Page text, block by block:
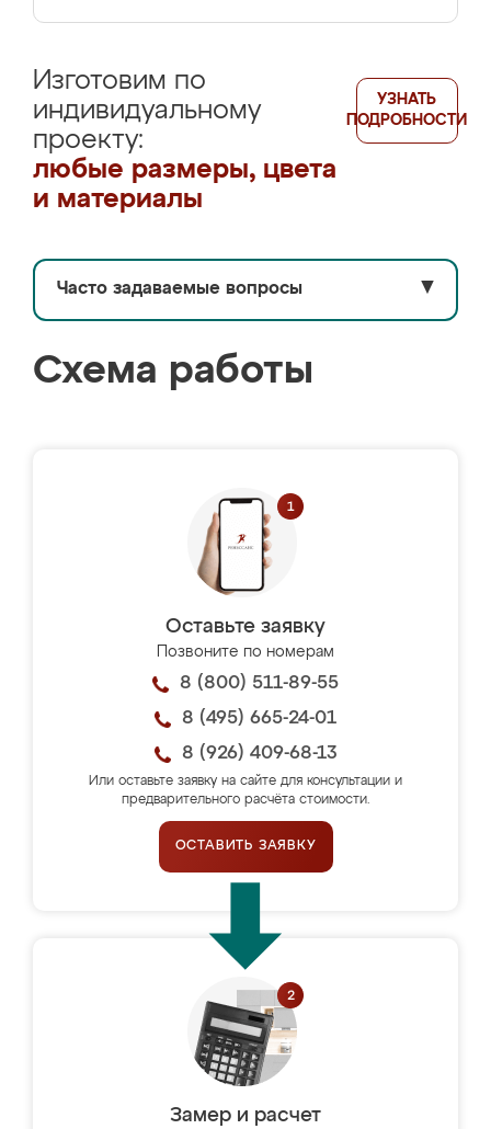
Изготовим по
индивидуальному
проекту:
любые размеры, цвета
и материалы
УЗНАТЬ
ПОДРОБНОСТИ
Часто задаваемые вопросы ▼
Схема работы
Оставьте заявку
Позвоните по номерам
8 (800) 511-89-55
8 (495) 665-24-01
8 (926) 409-68-13
Или оставьте заявку на сайте для консультации и
предварительного расчёта стоимости.
ОСТАВИТЬ ЗАЯВКУ
Замер и расчет